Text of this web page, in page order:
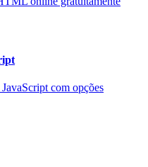
com opções